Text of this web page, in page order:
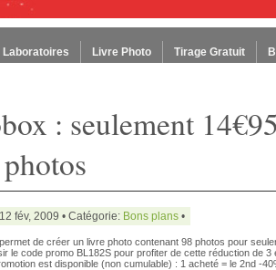
Laboratoires Livre Photo Tirage Gratuit
: seulement
fév, 2009 • Catégorie: Bons plans •
de créer un livre photo contenant 98 photos pour
le code promo BL182S pour profiter de cette réduction de 3
est disponible (non cumulable) : 1 acheté = le 2nd -